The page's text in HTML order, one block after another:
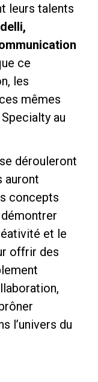
leurs talents
ce
les
mêmes
au
dérouleront
auront
concepts
et le
offrir des
l’univers du